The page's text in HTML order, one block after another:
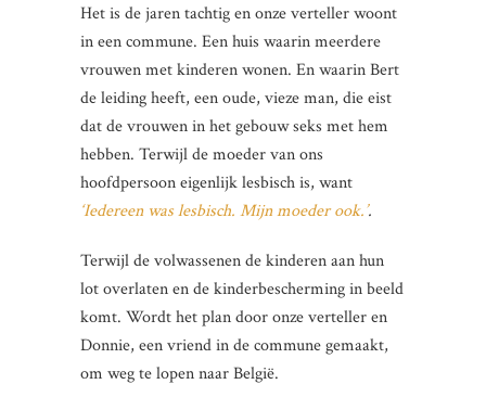
Het is de jaren tachtig en onze verteller woont
in een commune. Een huis waarin meerdere
vrouwen met kinderen wonen. En waarin Bert
de leiding heeft, een oude, vieze man, die eist
dat de vrouwen in het gebouw seks met hem
hebben. Terwijl de moeder van ons
hoofdpersoon eigenlijk lesbisch is, want
‘Iedereen was lesbisch. Mijn moeder ook.’.
Terwijl de volwassenen de kinderen aan hun
lot overlaten en de kinderbescherming in beeld
komt. Wordt het plan door onze verteller en
Donnie, een vriend in de commune gemaakt,
om weg te lopen naar België.